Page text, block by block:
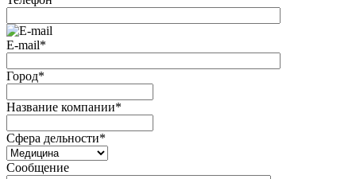
E-mail*
Город*
Название компании*
Сфера дельности*
Сообщение